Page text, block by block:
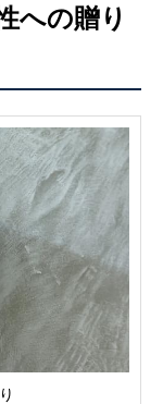
への贈り